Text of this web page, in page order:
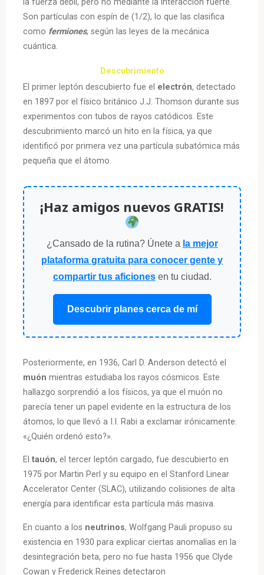
Son partículas con espín de (1/2), lo que las clasifica
como fermiones, según las leyes de la mecánica
cuántica.
Descubrimiento
El primer leptón descubierto fue el electrón, detectado
en 1897 por el físico británico J.J. Thomson durante sus
experimentos con tubos de rayos catódicos. Este
descubrimiento marcó un hito en la física, ya que
identificó por primera vez una partícula subatómica más
pequeña que el átomo.
¡Haz amigos nuevos GRATIS!
¿Cansado de la rutina? Únete a la mejor
plataforma gratuita para conocer gente y
compartir tus aficionesen tu ciudad.
Descubrir planes cerca de mí
Posteriormente, en 1936, Carl D. Anderson detectó el
muón mientras estudiaba los rayos cósmicos. Este
hallazgo sorprendió a los físicos, ya que el muón no
parecía tener un papel evidente en la estructura de los
átomos, lo que llevó a I.I. Rabi a exclamar irónicamente:
«¿Quién ordenó esto?».
El tauón, el tercer leptón cargado, fue descubierto en
1975 por Martin Perl y su equipo en el Stanford Linear
Accelerator Center (SLAC), utilizando colisiones de alta
energía para identificar esta partícula más masiva.
En cuanto a los neutrinos, Wolfgang Pauli propuso su
existencia en 1930 para explicar ciertas anomalías en la
desintegración beta, pero no fue hasta 1956 que Clyde
Cowan y Frederick Reines detectaron